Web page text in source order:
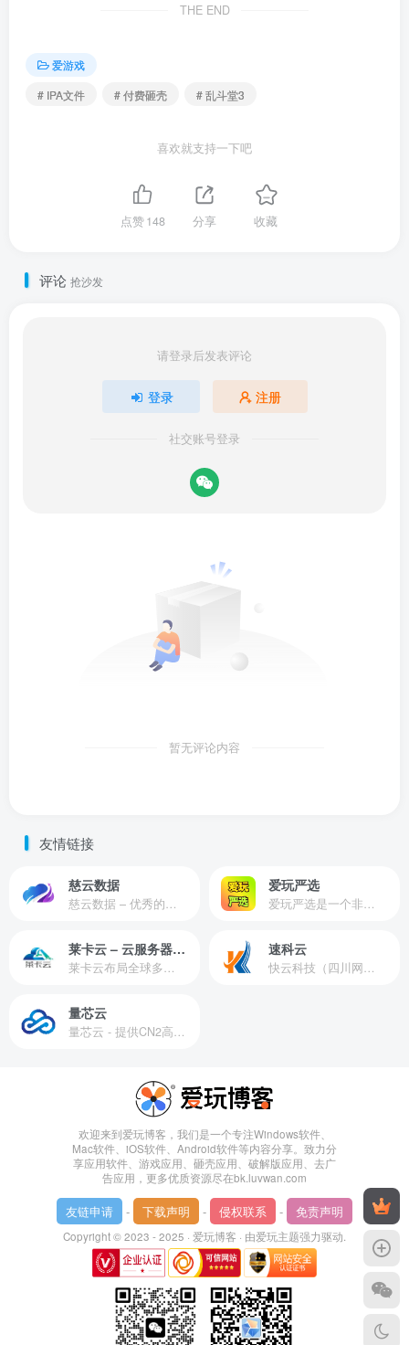
THE END
爱游戏
# IPA文件
# 付费砸壳 # 乱斗堂3
喜欢就支持一下吧
点赞148 分享 收藏
评论 抢沙发
请登录后发表评论
登录 注册
社交账号登录
暂无评论内容
友情链接
慈云数据
慈云数据 – 优秀的云服务器服务商，提供最具有性价比的产品。慈云数据是开发者必不可少的良心云
爱玩严选
爱玩严选是一个非常有保障且性价比极高的虚拟商城，包括但不限于苹果证书、技术指导、会员充值等多种虚拟服务！
莱卡云 – 云服务器提供商
莱卡云布局全球多个地理区域。提供服务有：境外云服务器、国内云服务器、独立服务器、服务器托管、CDN、SSL证书、游戏服务器等业务。
速科云
快云科技（四川网联快云科技有限公司）成立于2021年，主营互联网业务平台服务提供商。公司专注为用户提供低价高性能云计算产品，致力于云计算应用的易用性开发，并引导云计算在国内普及
量芯云
量芯云 - 提供CN2高速香港美国云服务器&专业高防服务器租用等云服务器供应商
欢迎来到爱玩博客，我们是一个专注Windows软件、
Mac软件、iOS软件、Android软件等内容分享。致力分
享应用软件、游戏应用、砸壳应用、破解版应用、去广
告应用，更多优质资源尽在bk.luvwan.com
友链申请 - 下载声明 - 侵权联系 - 免责声明
Copyright © 2023 - 2025 · 爱玩博客 · 由爱玩主题强力驱动.